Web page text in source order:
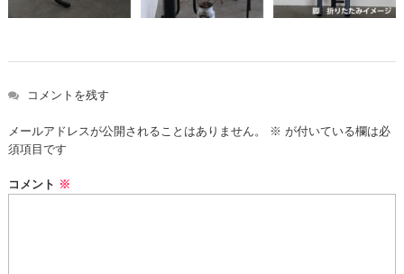
コメントを残す
メールアドレスが公開されることはありません。 ※ が付いている欄は必
須項目です
コメント ※